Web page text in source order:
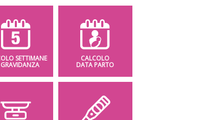
SETTIMANE CALCOLO
DATA PARTO